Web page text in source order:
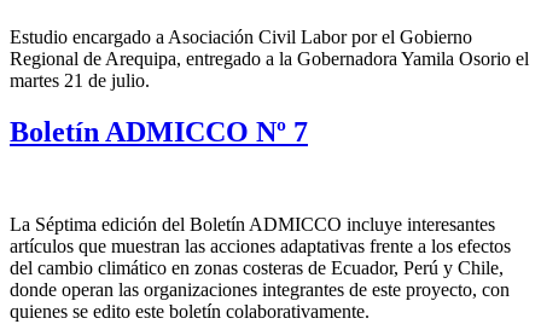
Estudio encargado a Asociación Civil Labor por el Gobierno
Regional de Arequipa, entregado a la Gobernadora Yamila Osorio el
martes 21 de julio.
Boletín ADMICCO Nº 7
La Séptima edición del Boletín ADMICCO incluye interesantes
artículos que muestran las acciones adaptativas frente a los efectos
del cambio climático en zonas costeras de Ecuador, Perú y Chile,
donde operan las organizaciones integrantes de este proyecto, con
quienes se edito este boletín colaborativamente.